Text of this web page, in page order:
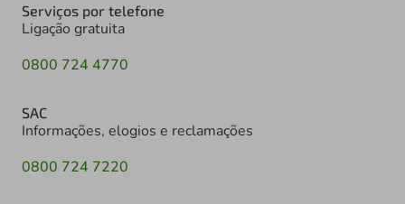
Serviços por telefone
Ligação gratuita
0800 724 4770
SAC
Informações, elogios e reclamações
0800 724 7220